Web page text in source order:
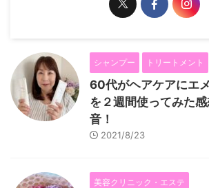
シャンプー トリートメント
60代がヘアケアにエ
を２週間使ってみた
音！
2021/8/23
美容クリニック・エステ